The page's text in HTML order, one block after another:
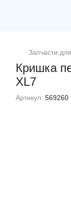
Запчасти
Кришка
XL7
Артикул: 569260